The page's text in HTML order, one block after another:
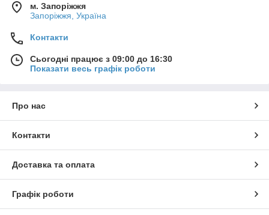
м. Запоріжжя
Запоріжжя, Україна
Контакти
Сьогодні працює з 09:00 до 16:30
Показати весь графік роботи
Про нас
Контакти
Доставка та оплата
Графік роботи